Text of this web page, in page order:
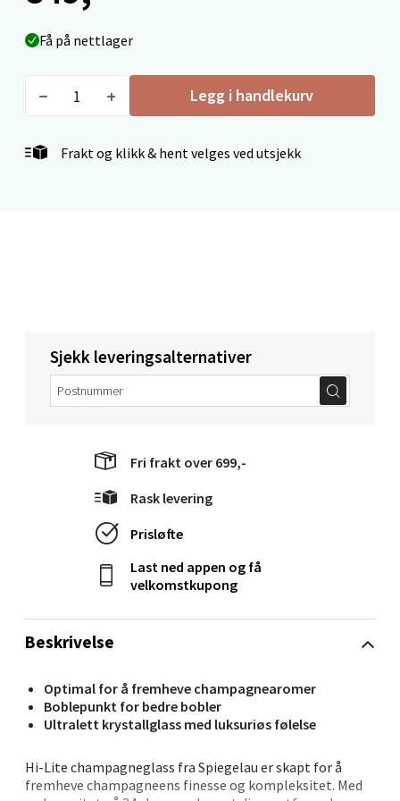
Få på nettlager
Legg i handlekurv
Frakt og klikk & hent velges ved utsjekk
Beskrivelse
Optimal for å fremheve champagnearomer
Boblepunkt for bedre bobler
Ultralett krystallglass med luksuriøs følelse
Hi-Lite champagneglass fra Spiegelau er skapt for å
fremheve champagneens finesse og kompleksitet. Med
Sjekk leveringsalternativer
Fri frakt over 699,-
Rask levering
Prisløfte
Last ned appen og få
velkomstkupong
Mo i Rana - Thon Senter Mo i Rana
Fridtjof Nansensgate 22, 8622 Mo i Rana
Langelandsvegen 25, 6010 Ålesund
Åpent i dag 10-20
Molde - Moldetorget